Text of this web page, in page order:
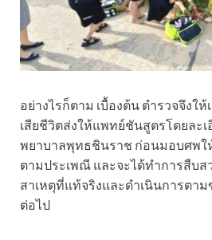
อย่างไรก็ตาม เบื้องต้น ตำรวจจึงใ
เสียชีวิตส่งให้แพทย์ชันสูตรโดยละ
พยาบาลพุทธชินราช ก่อนมอบศพ
ตามประเพณี และจะได้ทำการสืบ
สาเหตุที่แท้จริงและดำเนินการตา
ต่อไป